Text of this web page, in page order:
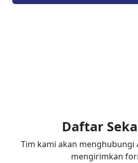
Daftar
Tim kami akan menghubungi
mengirimkan